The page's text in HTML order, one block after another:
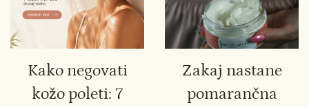
Kako negovati
kožo poleti: 7
Zakaj nastane
pomarančna